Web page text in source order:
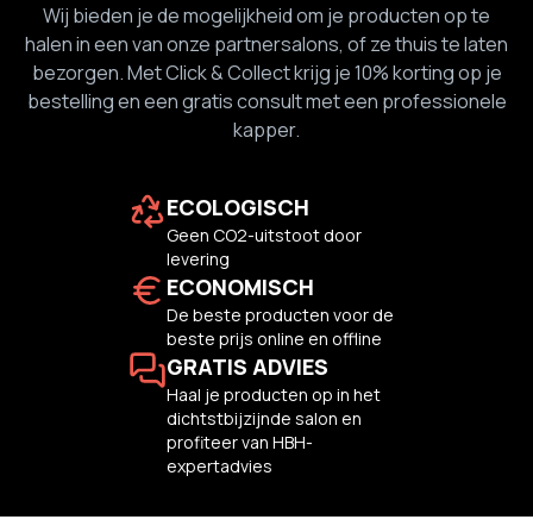
Wij bieden je de mogelijkheid om je producten op te
halen in een van onze partnersalons, of ze thuis te laten
bezorgen. Met Click & Collect krijg je 10% korting op je
bestelling en een gratis consult met een professionele
kapper.
ECOLOGISCH
Geen CO2-uitstoot door
levering
ECONOMISCH
De beste producten voor de
beste prijs online en offline
GRATIS ADVIES
Haal je producten op in het
dichtstbijzijnde salon en
profiteer van HBH-
expertadvies